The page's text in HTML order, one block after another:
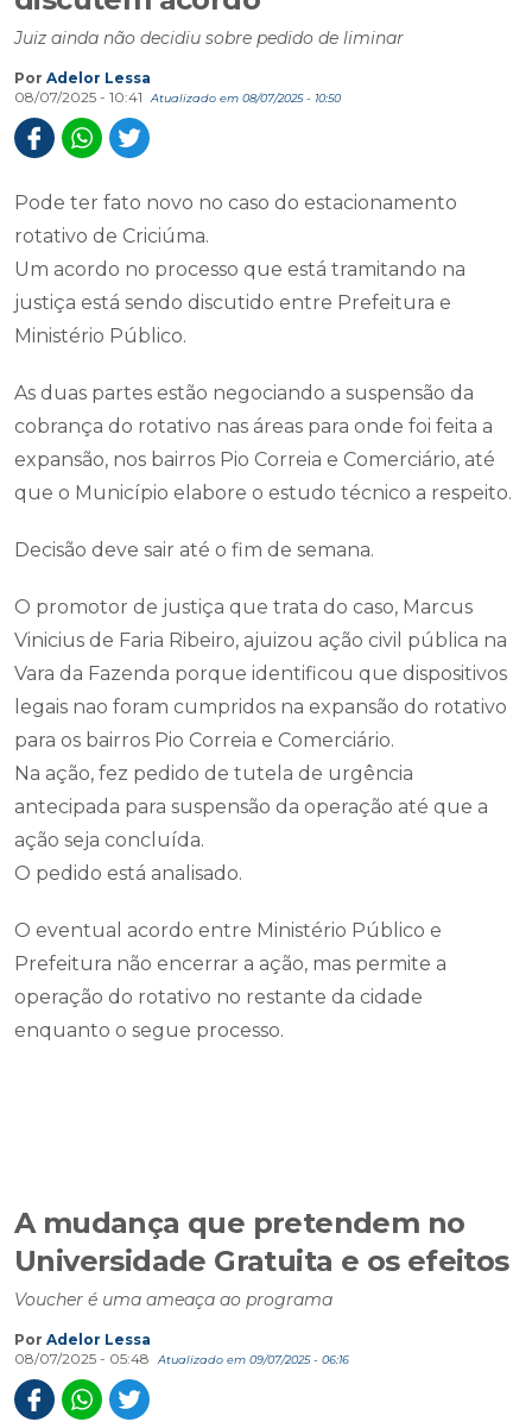
Juiz ainda não decidiu sobre pedido de liminar
Por Adelor Lessa
08/07/2025 - 10:41
Atualizado em 08/07/2025 - 10:50
Pode ter fato novo no caso do estacionamento
rotativo de Criciúma.
Um acordo no processo que está tramitando na
justiça está sendo discutido entre Prefeitura e
Ministério Público.
As duas partes estão negociando a suspensão da
cobrança do rotativo nas áreas para onde foi feita a
expansão, nos bairros Pio Correia e Comerciário, até
que o Município elabore o estudo técnico a respeito.
Decisão deve sair até o fim de semana.
O promotor de justiça que trata do caso, Marcus
Vinicius de Faria Ribeiro, ajuizou ação civil pública na
Vara da Fazenda porque identificou que dispositivos
legais nao foram cumpridos na expansão do rotativo
para os bairros Pio Correia e Comerciário.
Na ação, fez pedido de tutela de urgência
antecipada para suspensão da operação até que a
ação seja concluída.
O pedido está analisado.
O eventual acordo entre Ministério Público e
Prefeitura não encerrar a ação, mas permite a
operação do rotativo no restante da cidade
enquanto o segue processo.
A mudança que pretendem no
Universidade Gratuita e os efeitos
Voucher é uma ameaça ao programa
Por Adelor Lessa
08/07/2025 - 05:48
Atualizado em 09/07/2025 - 06:16